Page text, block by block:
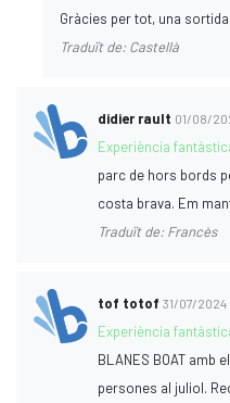
Gràcies per tot, una
Traduït de: Castellà
didier rault 01/08/
Experiència
parc de hors bords
costa brava. Em
Traduït de: Francès
tof totof 31/07/2024
Experiència
BLANES BOAT amb
persones al juliol.